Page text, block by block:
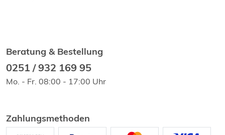
Beratung & Bestellung
0251 / 932 169 95
Mo. - Fr. 08:00 - 17:00 Uhr
Zahlungsmethoden